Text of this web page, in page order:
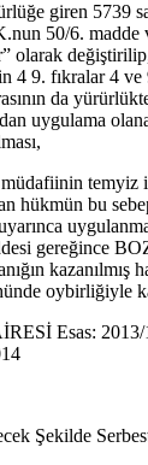
giren 5739
50/6. madde
olarak
9. fıkralar 4 ve
da
uygulama
müdafiinin temyiz
hükmün bu
gereğince
kazanılmış
oybirliğiyle
Esas: 2013/
Şekilde